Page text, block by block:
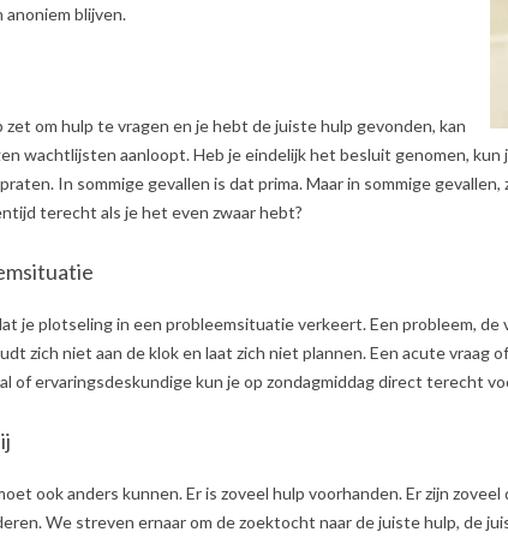
blijven.
zet om hulp te vragen en je hebt de juiste hulp gevonden, kan
wachtlijsten aanloopt. Heb je eindelijk het besluit genomen,
In sommige gevallen is dat prima. Maar in sommige
terecht als je het even zwaar hebt?
je plotseling in een probleemsituatie verkeert. Een probleem, de
zich niet aan de klok en laat zich niet plannen. Een acute vraag
of ervaringsdeskundige kun je op zondagmiddag direct terecht
ook anders kunnen. Er is zoveel hulp voorhanden. Er zijn
We streven ernaar om de zoektocht naar de juiste hulp, de